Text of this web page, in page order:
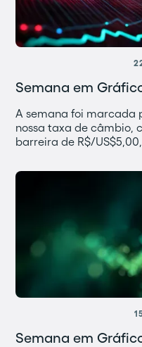
Semana em
A semana foi marcada
nossa taxa de câmbio,
barreira de R$/
Semana em